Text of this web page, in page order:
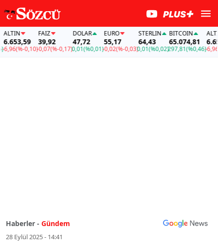
(%-0,10)
FAİZ
39,92
-0,07(%-0,17)
DOLAR
47,72
0,01(%0,01)
EURO
55,17
-0,02(%-0,03)
STERLIN
64,43
0,01(%0,02)
BITCOIN
65.074,81
297,81(%0,46)
ALTIN
-6,96
Haberler - Gündem
28 Eylül 2025 - 14:41